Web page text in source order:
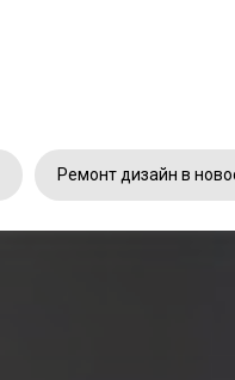
Ремонт дизайн в